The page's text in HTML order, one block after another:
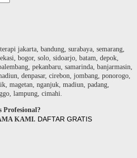
jakarta, bandung, surabaya, semarang,
bogor, solo, sidoarjo, batam, depok,
pekanbaru, samarinda, banjarmasin,
denpasar, cirebon, jombang, ponorogo,
magetan, nganjuk, madiun, padang,
lampung, cimahi.
Profesional?
KAMI. DAFTAR GRATIS